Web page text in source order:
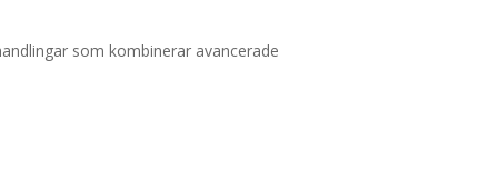
som kombinerar avancerade